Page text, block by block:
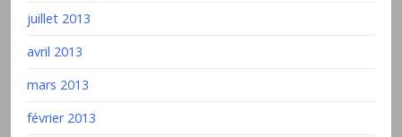
juillet 2013
avril 2013
mars 2013
février 2013